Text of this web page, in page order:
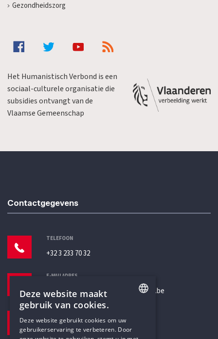
Gezondheidszorg
Het Humanistisch Verbond is een
sociaal-culturele organisatie die
subsidies ontvangt van de
Vlaamse Gemeenschap
Contactgegevens
TELEFOON
+32 3 233 70 32
E-MAILADRES
secretariaat@humanistischverbond.be
Pottenbrug 4
DUTCH
Deze website maakt
gebruik van cookies.
Deze website gebruikt cookies om uw
gebruikerservaring te verbeteren. Door